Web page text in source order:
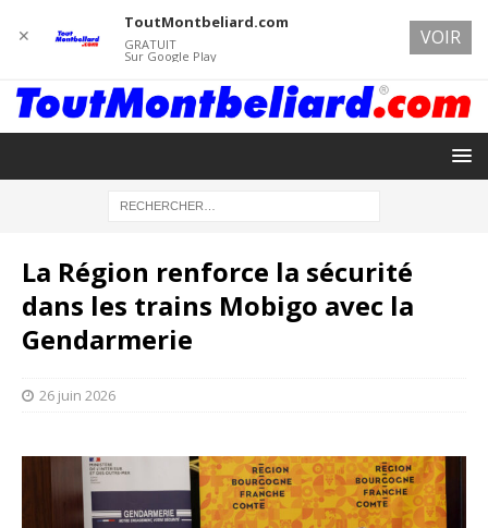
La Région renforce la sécurité
dans les trains Mobigo avec la
Gendarmerie
26 juin 2026
✕
ToutMontbeliard.com
GRATUIT
Sur Google Play
VOIR